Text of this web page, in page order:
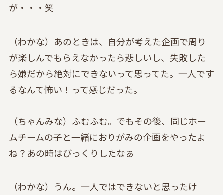
が・・・笑
（わかな）あのときは、自分が考えた企画で周り
が楽しんでもらえなかったら悲しいし、失敗した
ら嫌だから絶対にできないって思ってた。一人です
るなんて怖い！って感じだった。
（ちゃんみな）ふむふむ。でもその後、同じホー
ムチームの子と一緒におりがみの企画をやったよ
ね？あの時はびっくりしたなぁ
（わかな）うん。一人ではできないと思ったけ